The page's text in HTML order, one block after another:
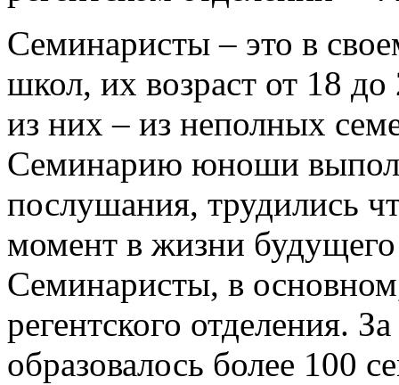
Семинаристы – это в
школ, их возраст от 18
из них – из неполных
Семинарию юноши
послушания, трудились
момент в жизни
Семинаристы, в
регентского отделения.
образовалось более 100